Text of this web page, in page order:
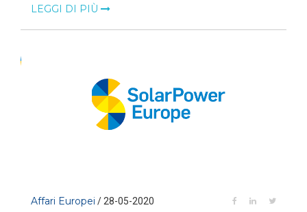
LEGGI DI PIÙ
Affari Europei / 28-05-2020